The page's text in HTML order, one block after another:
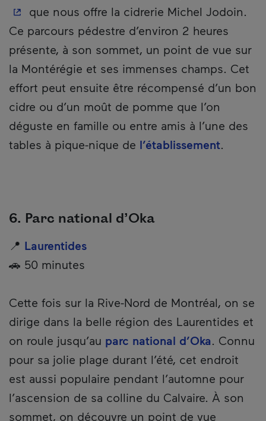
que nous offre la cidrerie Michel Jodoin.
Ce parcours pédestre d’environ 2 heures
présente, à son sommet, un point de vue sur
la Montérégie et ses immenses champs. Cet
effort peut ensuite être récompensé d’un bon
cidre ou d’un moût de pomme que l’on
déguste en famille ou entre amis à l’une des
tables à pique-nique de l’établissement.
6. Parc national d’Oka
📍 Laurentides
🚗 50 minutes
Cette fois sur la Rive-Nord de Montréal, on se
dirige dans la belle région des Laurentides et
on roule jusqu’au parc national d’Oka. Connu
pour sa jolie plage durant l’été, cet endroit
est aussi populaire pendant l’automne pour
l’ascension de sa colline du Calvaire. À son
sommet, on découvre un point de vue